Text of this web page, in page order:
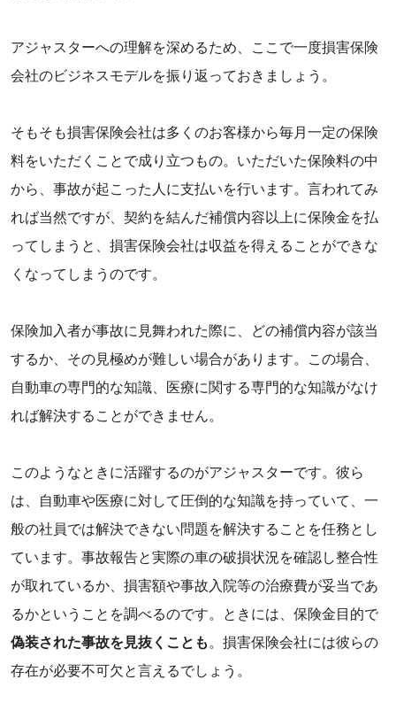
‌アジャスターへの理解を深めるため、ここで一度損害保険
会社のビジネスモデルを振り返っておきましょう。
‌そもそも損害保険会社は多くのお客様から毎月一定の保険
料をいただくことで成り立つもの。いただいた保険料の中
から、事故が起こった人に支払いを行います。言われてみ
れば当然ですが、契約を結んだ補償内容以上に保険金を払
ってしまうと、損害保険会社は収益を得えることができな
くなってしまうのです。
‌保険加入者が事故に見舞われた際に、どの補償内容が該当
するか、その見極めが難しい場合があります。この場合、
自動車の専門的な知識、医療に関する専門的な知識がなけ
れば解決することができません。
‌このようなときに活躍するのがアジャスターです。彼ら
は、自動車や医療に対して圧倒的な知識を持っていて、一
般の社員では解決できない問題を解決することを任務とし
ています。事故報告と実際の車の破損状況を確認し整合性
が取れているか、損害額や事故入院等の治療費が妥当であ
るかということを調べるのです。ときには、保険金目的で
偽装された事故を見抜くことも 。損害保険会社には彼らの
存在が必要不可欠と言えるでしょう。